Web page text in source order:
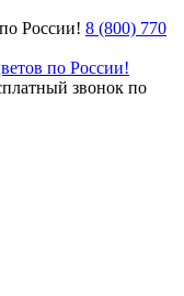
России! 8 (800) 770
по России!
звонок по